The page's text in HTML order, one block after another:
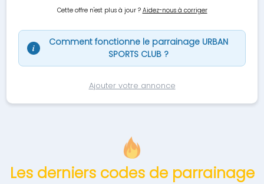
Cette offre n'est plus à jour ? Aidez-nous à corriger
i
Comment fonctionne le parrainage URBAN
SPORTS CLUB ?
Ajouter votre annonce
Les derniers codes de parrainage